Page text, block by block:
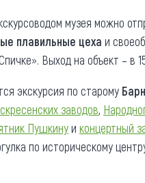
музея можно
плавильные цеха и
Выход на объект – в
экскурсия по старому
заводов,
Пушкинуи концертный
по историческому